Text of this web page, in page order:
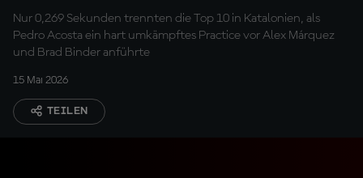
Nur 0,269 Sekunden trennten die Top 10 in Katalonien, als
Pedro Acosta ein hart umkämpftes Practice vor Alex Márquez
und Brad Binder anführte
15 Mai 2026
TEILEN